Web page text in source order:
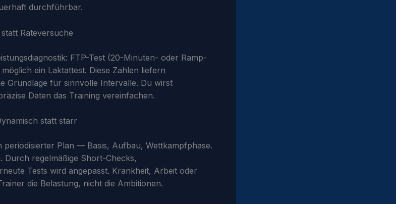
durchführbar.
Rateversuche
FTP-Test (20-Minuten- oder Ramp-
ein Laktattest. Diese Zahlen liefern
Grundlage für sinnvolle Intervalle. Du wirst
Daten das Training vereinfachen.
statt starr
periodisierter Plan — Basis, Aufbau, Wettkampfphase.
Durch regelmäßige Short-Checks,
Tests wird angepasst. Krankheit, Arbeit oder
die Belastung, nicht die Ambitionen.